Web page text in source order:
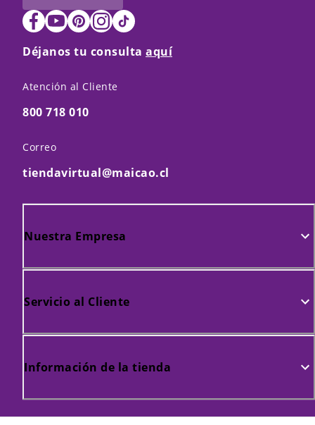
Déjanos tu consulta aquí
Atención al Cliente
800 718 010
Correo
tiendavirtual@maicao.cl
Nuestra Empresa
Servicio al Cliente
Información de la tienda